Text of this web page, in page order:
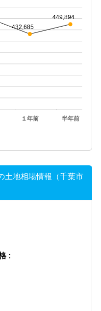
１年前 半年前
432,685
449,894
土地相場情報（千葉市
: